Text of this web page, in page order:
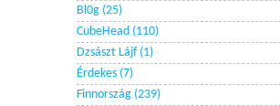
Bl0g (25)
CubeHead (110)
Dzsászt Lájf (1)
Érdekes (7)
Finnország (239)